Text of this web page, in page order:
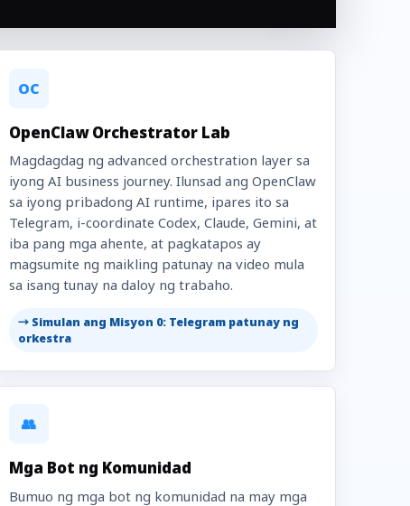
OC
OpenClaw Orchestrator Lab
Magdagdag ng advanced orchestration layer sa
iyong AI business journey. Ilunsad ang OpenClaw
sa iyong pribadong AI runtime, ipares ito sa
Telegram, i-coordinate Codex, Claude, Gemini, at
iba pang mga ahente, at pagkatapos ay
magsumite ng maikling patunay na video mula
sa isang tunay na daloy ng trabaho.
→ Simulan ang Misyon 0: Telegram patunay ng
orkestra
👥
Mga Bot ng Komunidad
Bumuo ng mga bot ng komunidad na may mga